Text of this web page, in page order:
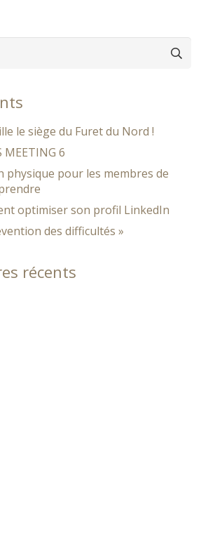
le siège du Furet du Nord !
MEETING 6
physique pour les membres de
optimiser son profil LinkedIn
des difficultés »
récents